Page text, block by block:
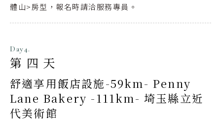
體山>房型，報名時請洽服務專員。
Day4.
第四天
舒適享用飯店設施-59km- Penny
Lane Bakery -111km- 埼玉縣立近
代美術館